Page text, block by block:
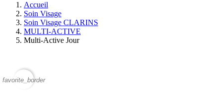
Accueil
Soin Visage
Soin Visage CLARINS
MULTI-ACTIVE
Multi-Active Jour
favorite_border